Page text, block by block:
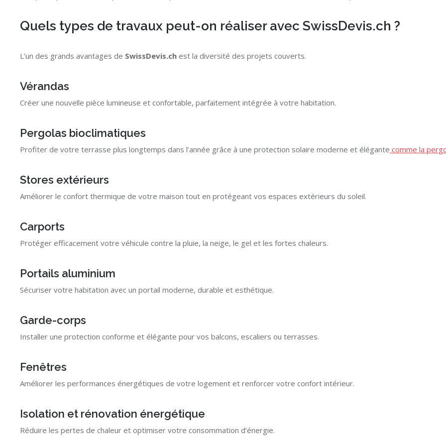
Quels types de travaux peut-on réaliser avec SwissDevis.ch ?
L’un des grands avantages de SwissDevis.ch est la diversité des projets couverts.
Vérandas
Créer une nouvelle pièce lumineuse et confortable, parfaitement intégrée à votre habitation.
Pergolas bioclimatiques
Profiter de votre terrasse plus longtemps dans l’année grâce à une protection solaire moderne et élégante comme la
Stores extérieurs
Améliorer le confort thermique de votre maison tout en protégeant vos espaces extérieurs du soleil.
Carports
Protéger efficacement votre véhicule contre la pluie, la neige, le gel et les fortes chaleurs.
Portails aluminium
Sécuriser votre habitation avec un portail moderne, durable et esthétique.
Garde-corps
Installer une protection conforme et élégante pour vos balcons, escaliers ou terrasses.
Fenêtres
Améliorer les performances énergétiques de votre logement et renforcer votre confort intérieur.
Isolation et rénovation énergétique
Réduire les pertes de chaleur et optimiser votre consommation d’énergie.